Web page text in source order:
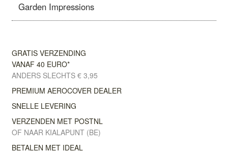
Garden Impressions
GRATIS VERZENDING
VANAF 40 EURO*
ANDERS SLECHTS € 3,95
PREMIUM AEROCOVER DEALER
SNELLE LEVERING
VERZENDEN MET POSTNL
OF NAAR KIALAPUNT (BE)
BETALEN MET IDEAL